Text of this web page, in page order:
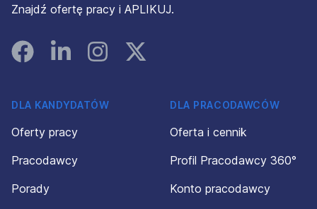
Znajdź ofertę pracy i APLIKUJ.
FacebookLinked InInstagramInstagram
DLA KANDYDATÓW
Oferty pracy
Pracodawcy
Porady
DLA PRACODAWCÓW
Oferta i cennik
Profil Pracodawcy 360°
Konto pracodawcy